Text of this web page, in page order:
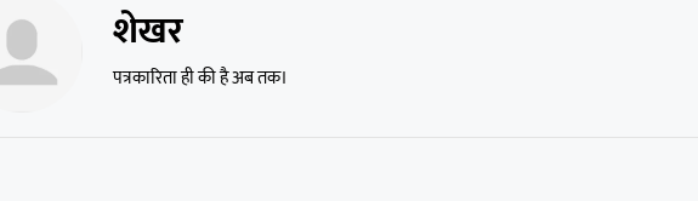
शेखर
पत्रकारिता ही की है अब तक।